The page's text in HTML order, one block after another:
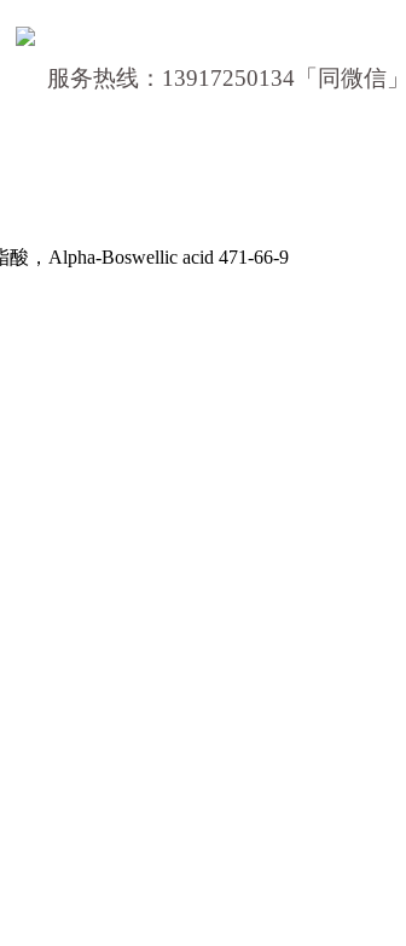
服务热线：13917250134「同微信」
，Alpha-Boswellic acid 471-66-9